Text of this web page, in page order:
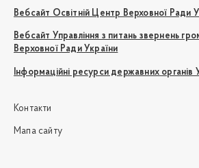
Вебсайт Освітній Центр Верховної Ради
Вебсайт Управління з питань звернень
Верховної Ради України
Інформаційні ресурси державних органів
Контакти
Мапа сайту